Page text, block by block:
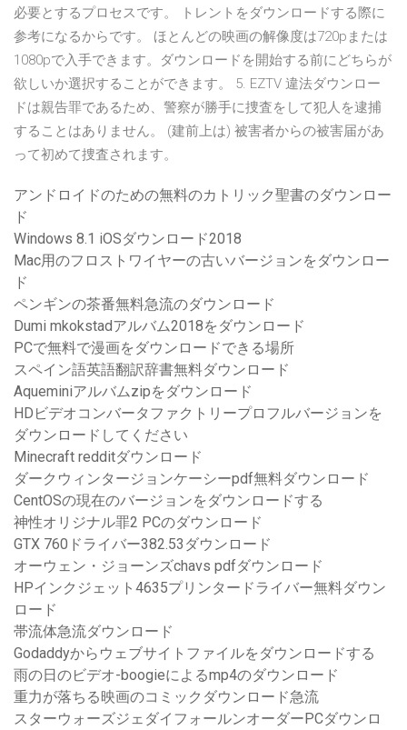
必要とするプロセスです。 トレントをダウンロードする際に
参考になるからです。 ほとんどの映画の解像度は720pまたは
1080pで入手できます。ダウンロードを開始する前にどちらが
欲しいか選択することができます。 5. EZTV 違法ダウンロー
ドは親告罪であるため、警察が勝手に捜査をして犯人を逮捕
することはありません。 (建前上は) 被害者からの被害届があ
って初めて捜査されます。
アンドロイドのための無料のカトリック聖書のダウンロー
ド
Windows 8.1 iOSダウンロード2018
Mac用のフロストワイヤーの古いバージョンをダウンロー
ド
ペンギンの茶番無料急流のダウンロード
Dumi mkokstadアルバム2018をダウンロード
PCで無料で漫画をダウンロードできる場所
スペイン語英語翻訳辞書無料ダウンロード
Aqueminiアルバムzipをダウンロード
HDビデオコンバータファクトリープロフルバージョンを
ダウンロードしてください
Minecraft redditダウンロード
ダークウィンタージョンケーシーpdf無料ダウンロード
CentOSの現在のバージョンをダウンロードする
神性オリジナル罪2 PCのダウンロード
GTX 760ドライバー382.53ダウンロード
オーウェン・ジョーンズchavs pdfダウンロード
HPインクジェット4635プリンタードライバー無料ダウン
ロード
帯流体急流ダウンロード
Godaddyからウェブサイトファイルをダウンロードする
雨の日のビデオ-boogieによるmp4のダウンロード
重力が落ちる映画のコミックダウンロード急流
スターウォーズジェダイフォールンオーダーPCダウンロ